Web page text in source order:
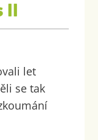
II
let
se tak